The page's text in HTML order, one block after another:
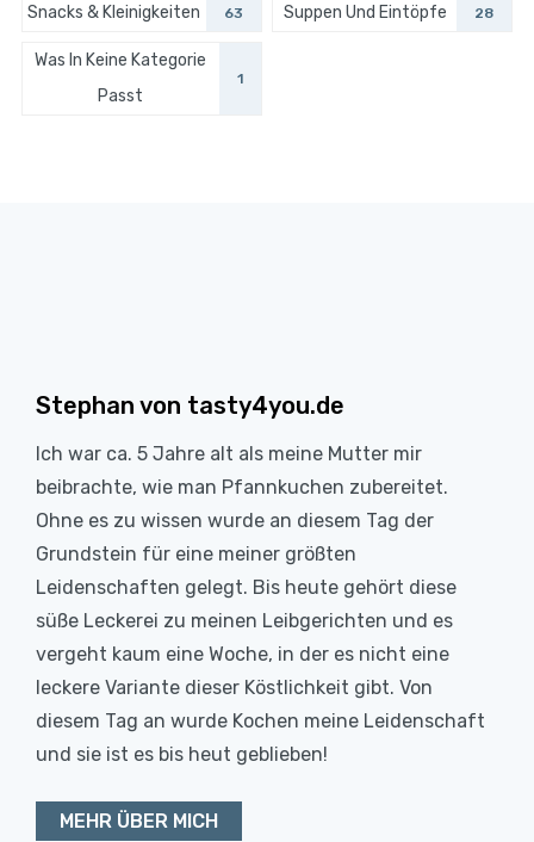
Snacks & Kleinigkeiten 63 Suppen Und Eintöpfe 28
Was In Keine Kategorie
Passt
1
Stephan von tasty4you.de
Ich war ca. 5 Jahre alt als meine Mutter mir
beibrachte, wie man Pfannkuchen zubereitet.
Ohne es zu wissen wurde an diesem Tag der
Grundstein für eine meiner größten
Leidenschaften gelegt. Bis heute gehört diese
süße Leckerei zu meinen Leibgerichten und es
vergeht kaum eine Woche, in der es nicht eine
leckere Variante dieser Köstlichkeit gibt. Von
diesem Tag an wurde Kochen meine Leidenschaft
und sie ist es bis heut geblieben!
MEHR ÜBER MICH